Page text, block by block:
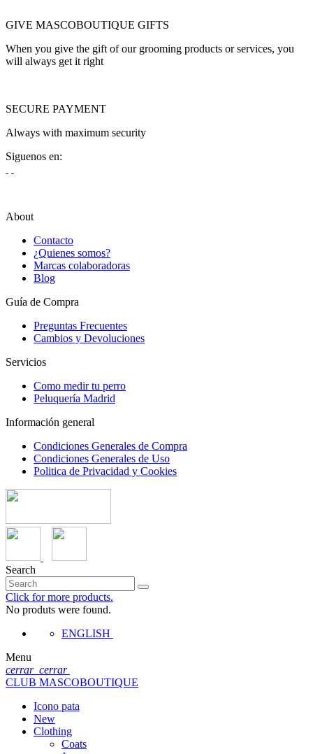
GIVE MASCOBOUTIQUE GIFTS
When you give the gift of our grooming products or services, you
will always get it right
SECURE PAYMENT
Always with maximum security
Siguenos en:
About
Contacto
¿Quienes somos?
Marcas colaboradoras
Blog
Guía de Compra
Preguntas Frecuentes
Cambios y Devoluciones
Servicios
Como medir tu perro
Peluquería Madrid
Información general
Condiciones Generales de Compra
Condiciones Generales de Uso
Politica de Privacidad y Cookies
Search
Click for more products.
No produts were found.
ENGLISH
Menu
cerrar cerrar
CLUB MASCOBOUTIQUE
Icono pata
New
Clothing
Coats